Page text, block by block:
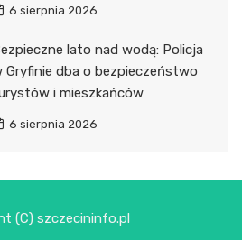
6 sierpnia 2026
lato nad wodą: Policja
Gryfinie dba o bezpieczeństwo
i mieszkańców
6 sierpnia 2026
(C) szczecininfo.pl